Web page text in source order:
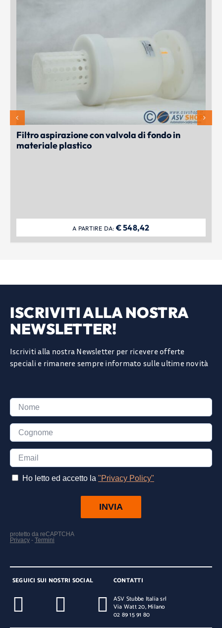
Filtro aspirazione con valvola di fondo in
materiale plastico
A PARTIRE DA: €548,42
ISCRIVITI ALLA NOSTRA
NEWSLETTER!
Iscriviti alla nostra Newsletter per ricevere offerte
speciali e rimanere sempre informato sulle ultime novità
SEGUICI SUI NOSTRI SOCIAL
CONTATTI
ASV Stubbe Italia srl
Via Watt 20, Milano
02 89 15 91 80